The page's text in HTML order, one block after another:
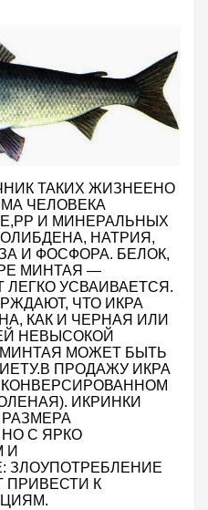
ТАКИХ ЖИЗНЕЕНО
ЧЕЛОВЕКА
E,PP И МИНЕРАЛЬНЫХ
НАТРИЯ,
И ФОСФОРА. БЕЛОК,
МИНТАЯ —
УСВАИВАЕТСЯ.
ЧТО ИКРА
КАК И ЧЕРНАЯ ИЛИ
НЕВЫСОКОЙ
МОЖЕТ БЫТЬ
ПРОДАЖУ ИКРА
ИКРИНКИ
С ЯРКО
И
ЗЛОУПОТРЕБЛЕНИЕ
ПРИВЕСТИ К